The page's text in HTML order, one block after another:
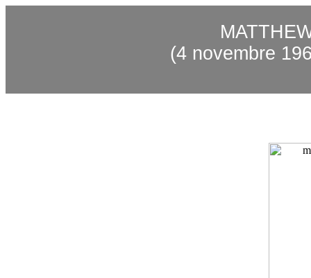
(4 novembre